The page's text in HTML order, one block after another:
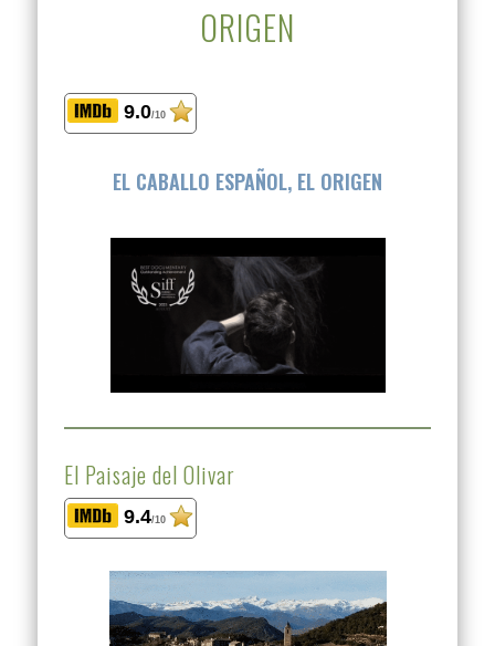
ORIGEN
9.0/10
EL CABALLO ESPAÑOL, EL ORIGEN
El Paisaje del Olivar
9.4/10